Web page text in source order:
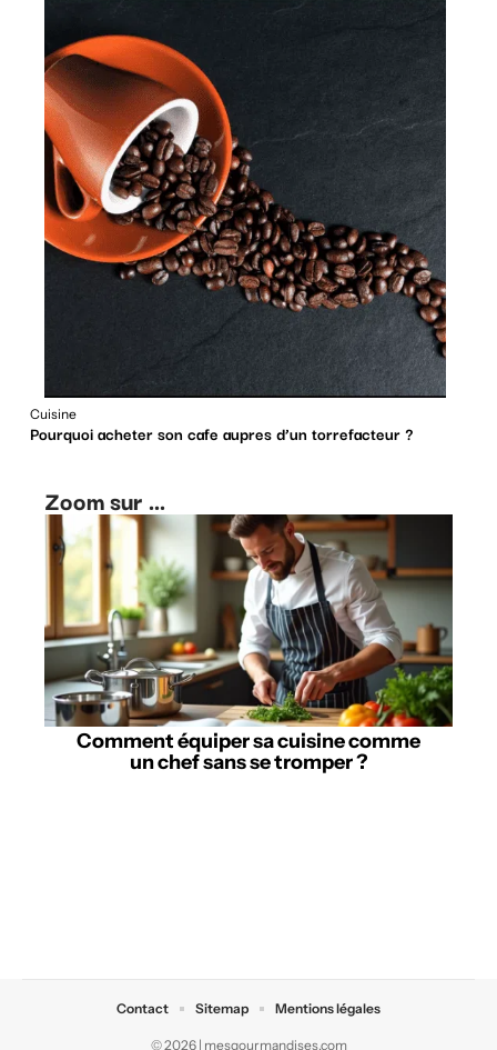
Cuisine
Pourquoi acheter son cafe aupres d’un torrefacteur ?
Zoom sur ...
Comment équiper sa cuisine comme
un chef sans se tromper ?
© 2026 | mesgourmandises.com
Contact Sitemap Mentions légales